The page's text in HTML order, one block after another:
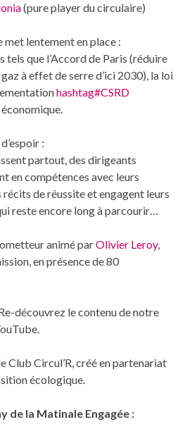
(pure player du circulaire)
lentement en place :
tels que l’Accord de Paris (réduire
à effet de serre d’ici 2030), la loi
hashtag#CSRD
:
partout, des dirigeants
en compétences avec leurs
récits de réussite et engagent leurs
reste encore long à parcourir…
animé parOlivier Leroy,
en présence de 80
découvrez le contenu de notre
Club Circul’R, créé en partenariat
écologique.
de la Matinale Engagée :